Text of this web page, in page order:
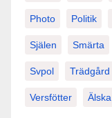
Photo Politik
Själen Smärta
Svpol Trädgård
Versfötter Älska